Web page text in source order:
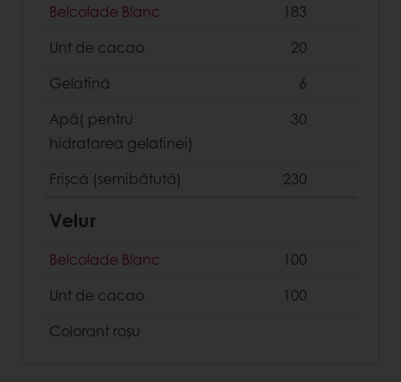
Belcolade Blanc
183
Unt de cacao
20
Gelatină
6
Apă( pentru
hidratarea gelatinei)
30
Frișcă (semibătută) 230
Velur
Belcolade Blanc
100
Unt de cacao
100
Colorant roșu